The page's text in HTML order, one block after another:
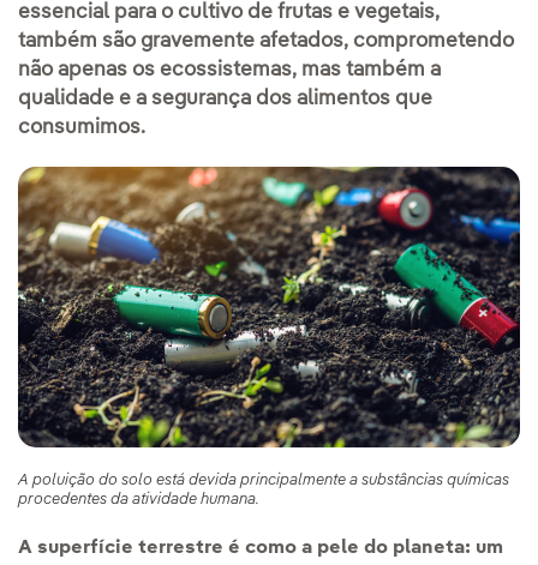
essencial para o cultivo de frutas e vegetais,
também são gravemente afetados, comprometendo
não apenas os ecossistemas, mas também a
qualidade e a segurança dos alimentos que
consumimos.
A poluição do solo está devida principalmente a substâncias químicas
procedentes da atividade humana.
A superfície terrestre é como a pele do planeta: um